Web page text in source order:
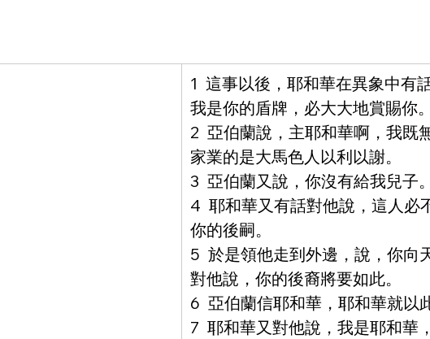
1  這事以後，耶和華在異象中有
我是你的盾牌，必大大地賞賜你。
2  亞伯蘭說，主耶和華啊，我
家業的是大馬色人以利以謝。
3  亞伯蘭又說，你沒有給我兒子
4  耶和華又有話對他說，這人
你的後嗣。
5  於是領他走到外邊，說，你
對他說，你的後裔將要如此。
6  亞伯蘭信耶和華，耶和華就以
7  耶和華又對他說，我是耶和